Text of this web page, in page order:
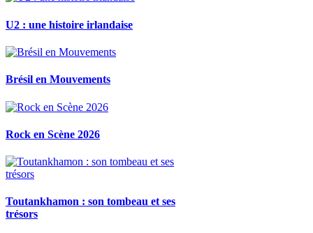
U2 : une histoire irlandaise
Brésil en Mouvements
Rock en Scène 2026
Toutankhamon : son tombeau et ses
trésors